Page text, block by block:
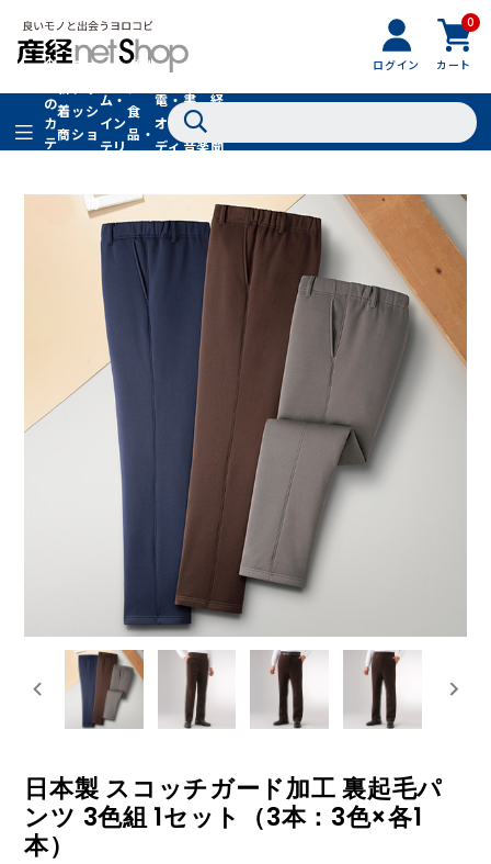
ログイン
0
カート
全
の
カ
テ
着
商
品
フ
ッ
シ
ョ
フ
ァ
シ
ョ
ン
物
ム・
イン
テリ
グル
食
品・
ドリ
家
電・
オー
ディ
書
籍・
音楽
経
聞
在庫切れ
日本製 スコッチガード加工 裏起毛パ
ンツ 3色組 1セット（3本：3色×各1
本）